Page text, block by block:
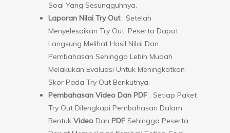
Soal Yang Sesungguhnya.
Laporan Nilai Try Out: Setelah
Menyelesaikan Try Out, Peserta Dapat
Langsung Melihat Hasil Nilai Dan
Pembahasan Sehingga Lebih Mudah
Melakukan Evaluasi Untuk Meningkatkan
Skor Pada Try Out Berikutnya.
Pembahasan Video Dan PDF : Setiap Paket
Try Out Dilengkapi Pembahasan Dalam
Bentuk Video Dan PDF Sehingga Peserta